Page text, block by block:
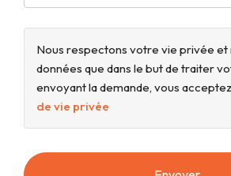
Nous respectons votre vie privée et
données que dans le but de traiter
envoyant la demande, vous
de vie privée